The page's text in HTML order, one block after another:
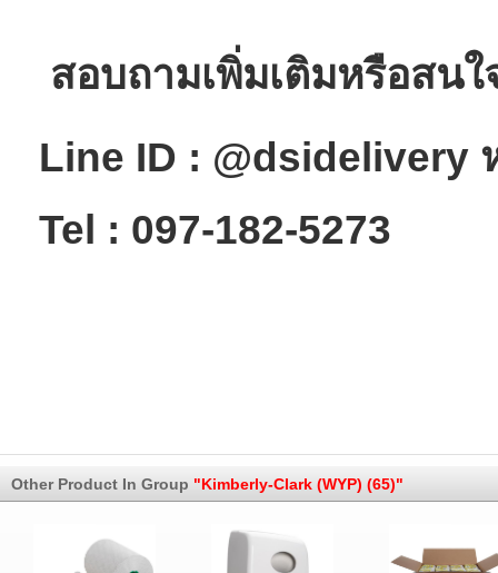
สอบถามเพิ่มเติมหรือสน
Line ID : @dsidelivery
Tel : 097-182-5273
Other Product In Group "Kimberly-Clark (WYP) (65)"